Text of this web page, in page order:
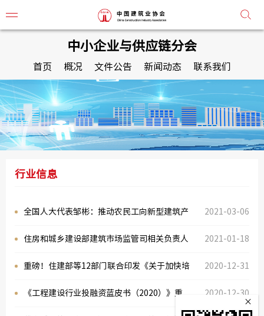
协会简
协会章
组织机
中小企业与供应链分会
首页 概况 文件公告 新闻动态 联系我们
行业信息
全国人大代表邹彬：推动农民工向新型建筑产
业工人转变
2021-03-06
住房和城乡建设部建筑市场监管司相关负责人
解读《关于加快培育新时代建筑产业工人队伍
的指导意见》
2021-01-18
重磅！住建部等12部门联合印发《关于加快培
育新时代建筑产业工人队伍的指导意见》
2020-12-31
《工程建设行业投融资蓝皮书（2020）》重 2020-12-30
×